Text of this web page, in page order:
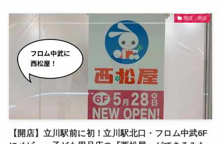
開店・閉店
【開店】立川駅前に初！立川駅北口・フロム中武6F